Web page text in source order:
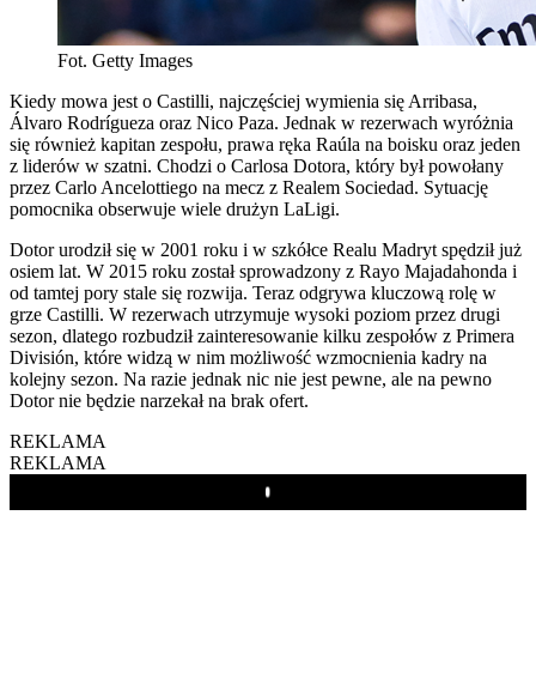
Fot. Getty Images
Kiedy mowa jest o Castilli, najczęściej wymienia się Arribasa,
Álvaro Rodrígueza oraz Nico Paza. Jednak w rezerwach wyróżnia
się również kapitan zespołu, prawa ręka Raúla na boisku oraz jeden
z liderów w szatni. Chodzi o Carlosa Dotora, który był powołany
przez Carlo Ancelottiego na mecz z Realem Sociedad. Sytuację
pomocnika obserwuje wiele drużyn LaLigi.
Dotor urodził się w 2001 roku i w szkółce Realu Madryt spędził już
osiem lat. W 2015 roku został sprowadzony z Rayo Majadahonda i
od tamtej pory stale się rozwija. Teraz odgrywa kluczową rolę w
grze Castilli. W rezerwach utrzymuje wysoki poziom przez drugi
sezon, dlatego rozbudził zainteresowanie kilku zespołów z Primera
División, które widzą w nim możliwość wzmocnienia kadry na
kolejny sezon. Na razie jednak nic nie jest pewne, ale na pewno
Dotor nie będzie narzekał na brak ofert.
REKLAMA
REKLAMA
Play